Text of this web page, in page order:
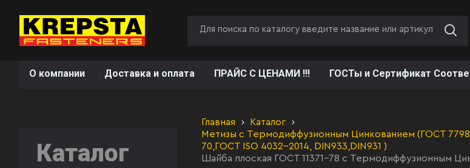
О компании Доставка и оплата ПРАЙС С ЦЕНАМИ !!! ГОСТы и Сертификат
Каталог
Главная
Каталог
Метизы с Термодиффузионным Цинкованием (ГОСТ
70,ГОСТ ISO 4032-2014, DIN933,DIN931 )
Шайба плоская ГОСТ 11371-78 с Термодиффузионным